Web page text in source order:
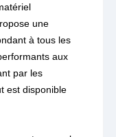
une
à tous les
aux
par les
est disponible